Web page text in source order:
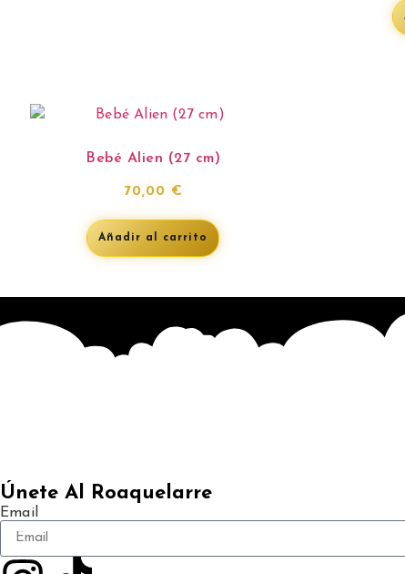
Bebé Alien (27 cm)
70,00 €
Añadir al carrito
Únete Al Roaquelarre
Email